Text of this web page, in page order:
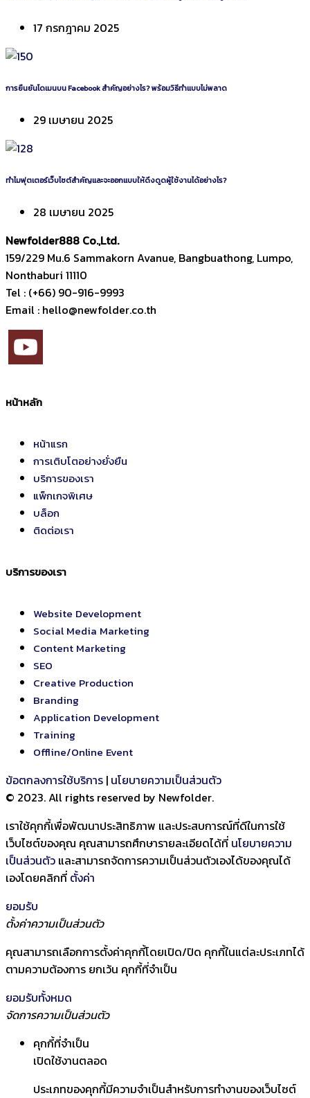
17 กรกฎาคม 2025
การยืนยันโดเมนบน Facebook สำคัญอย่างไร? พร้อมวิธีทำแบบไม่พลาด
29 เมษายน 2025
ทำไมฟุตเตอร์เว็บไซต์สำคัญและจะออกแบบให้ดึงดูดผู้ใช้งานได้อย่างไร?
28 เมษายน 2025
Newfolder888 Co.,Ltd.
159/229 Mu.6 Sammakorn Avanue, Bangbuathong, Lumpo,
Nonthaburi 11110
Tel : (+66) 90-916-9993
Email : hello@newfolder.co.th
หน้าหลัก
หน้าแรก
การเติบโตอย่างยั่งยืน
บริการของเรา
แพ็กเกจพิเศษ
บล็อก
ติดต่อเรา
บริการของเรา
Website Development
Social Media Marketing
Content Marketing
SEO
Creative Production
Branding
Application Development
Training
Offline/Online Event
ข้อตกลงการใช้บริการ | นโยบายความเป็นส่วนตัว
© 2023. All rights reserved by Newfolder.
เราใช้คุกกี้เพื่อพัฒนาประสิทธิภาพ และประสบการณ์ที่ดีในการใช้
เว็บไซต์ของคุณ คุณสามารถศึกษารายละเอียดได้ที่ นโยบายความ
เป็นส่วนตัว และสามารถจัดการความเป็นส่วนตัวเองได้ของคุณได้
เองโดยคลิกที่ ตั้งค่า
ยอมรับ
ตั้งค่าความเป็นส่วนตัว
คุณสามารถเลือกการตั้งค่าคุกกี้โดยเปิด/ปิด คุกกี้ในแต่ละประเภทได้
ตามความต้องการ ยกเว้น คุกกี้ที่จำเป็น
ยอมรับทั้งหมด
จัดการความเป็นส่วนตัว
คุกกี้ที่จำเป็น
เปิดใช้งานตลอด
ประเภทของคุกกี้มีความจำเป็นสำหรับการทำงานของเว็บไซต์